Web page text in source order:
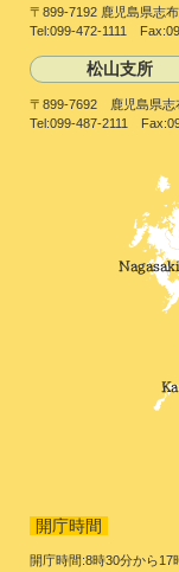
〒899-7192 鹿児島県志
Tel:099-472-1111
松山支所
〒899-7692 鹿児島県志
Tel:099-487-2111
開庁時間
開庁時間:8時30分から17